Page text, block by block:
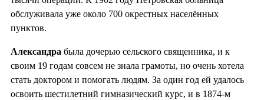
обслуживала уже около 700 окрестных населённых
пунктов.
Александра была дочерью сельского священника, и к
своим 19 годам совсем не знала грамоты, но очень хотела
стать доктором и помогать людям. За один год ей удалось
освоить шестилетний гимназический курс, и в 1874-м